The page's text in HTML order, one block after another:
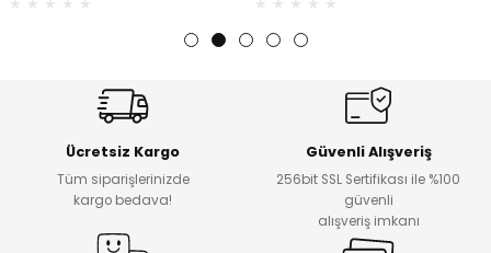
Ücretsiz Kargo
Tüm siparişlerinizde
kargo bedava!
Güvenli Alışveriş
256bit SSL Sertifikası ile %100
güvenli
alışveriş imkanı